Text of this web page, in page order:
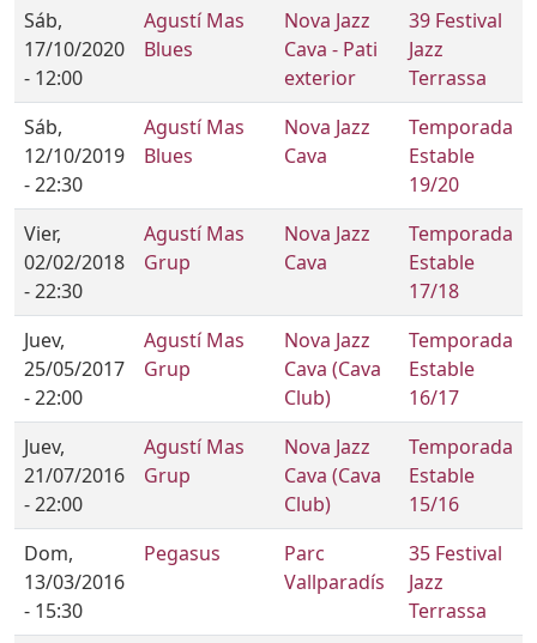
Sáb,
17/10/2020
- 12:00
Agustí Mas
Blues
Nova Jazz
Cava - Pati
exterior
39 Festival
Jazz
Terrassa
Sáb,
12/10/2019
- 22:30
Agustí Mas
Blues
Nova Jazz
Cava
Temporada
Estable
19/20
Vier,
02/02/2018
- 22:30
Agustí Mas
Grup
Nova Jazz
Cava
Temporada
Estable
17/18
Juev,
25/05/2017
- 22:00
Agustí Mas
Grup
Nova Jazz
Cava (Cava
Club)
Temporada
Estable
16/17
Juev,
21/07/2016
- 22:00
Agustí Mas
Grup
Nova Jazz
Cava (Cava
Club)
Temporada
Estable
15/16
Dom,
13/03/2016
- 15:30
Pegasus
Parc
Vallparadís
35 Festival
Jazz
Terrassa